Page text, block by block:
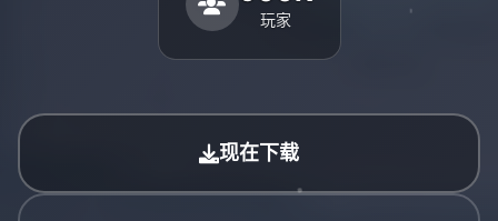
玩家
现在下载